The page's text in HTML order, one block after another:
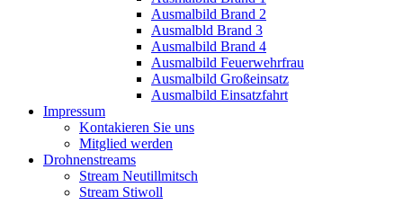
Ausmalbild Brand 2
Ausmalbld Brand 3
Ausmalbild Brand 4
Ausmalbild Feuerwehrfrau
Ausmalbild Großeinsatz
Ausmalbild Einsatzfahrt
Impressum
Kontakieren Sie uns
Mitglied werden
Drohnenstreams
Stream Neutillmitsch
Stream Stiwoll